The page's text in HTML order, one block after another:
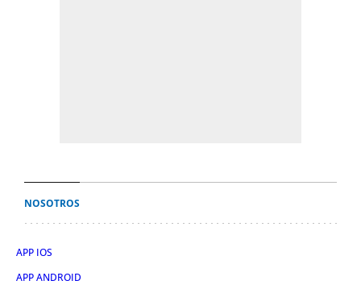
NOSOTROS
APP IOS
APP ANDROID